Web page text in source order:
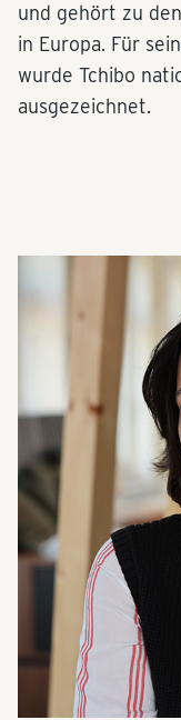
und gehört zu
in Europa. Für
wurde Tchibo
ausgezeichnet.